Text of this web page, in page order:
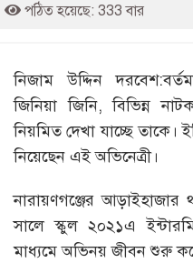
পঠিত হয়েছে: 333 বার
নিজাম উদ্দিন
জিনিয়া জিনি, বিভিন্ন
নিয়মিত দেখা যাচ্ছে তাকে।
নিয়েছেন এই অভিনেত্রী।
নারায়ণগঞ্জের আড়াইহাজার
সালে স্কুল ২০২১এ
মাধ্যমে অভিনয় জীবন শুরু